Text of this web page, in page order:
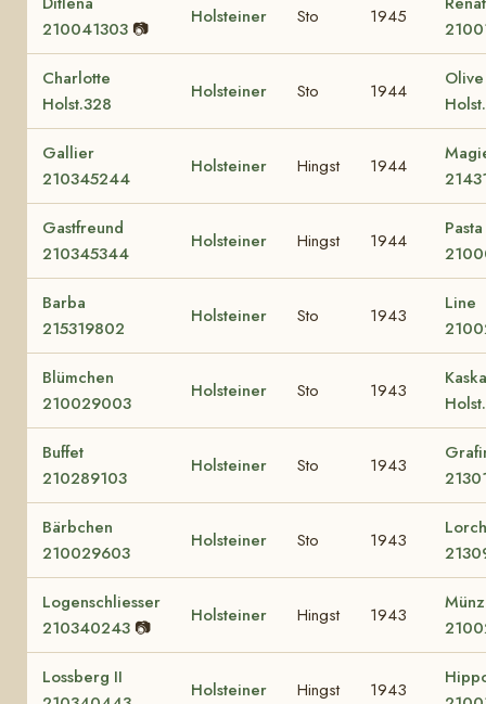
210041303 📷
Holsteiner Sto 1945
Charlotte
Holst.328
Holsteiner Sto 1944
Olive
Gallier
210345244
Holsteiner Hingst 1944
Gastfreund
210345344
Holsteiner Hingst 1944
Pasta
Barba
215319802
Holsteiner Sto 1943
Line
Blümchen
210029003
Holsteiner Sto 1943
Buffet
210289103
Holsteiner Sto 1943
Bärbchen
210029603
Holsteiner Sto 1943
Logenschliesser
210340243 📷
Holsteiner Hingst 1943
Lossberg II
Holsteiner Hingst 1943